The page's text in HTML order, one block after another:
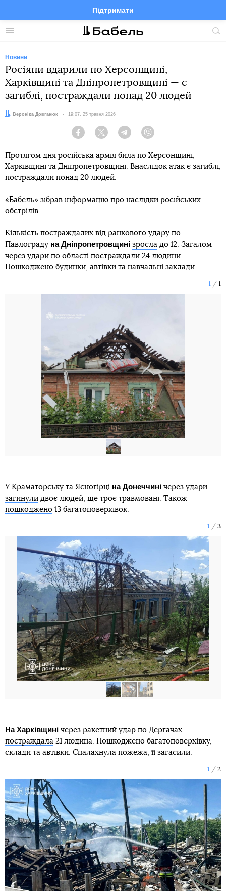
Меню
Підтримати
FacebookTelegramTwitter
Новини
Росіяни вдарили по Херсонщині,
Харківщині та Дніпропетровщині — є
загиблі, постраждали понад 20 людей
Автор:Вероніка Довганюк Дата:
19:07, 25 травня 2026
Facebook Twitter Telegram
Протягом дня російська армія била по Херсонщині,
Харківщині та Дніпропетровщині. Внаслідок атак є загиблі,
постраждали понад 20 людей.
«Бабель» зібрав інформацію про наслідки російських
обстрілів.
Кількість постраждалих від ранкового удару по
Павлограду на Дніпропетровщині зросла до 12. Загалом
через удари по області постраждали 24 людини.
Пошкоджено будинки, автівки та навчальні заклади.
1 1
У Краматорську та Ясногірці на Донеччині через удари
загинули двоє людей, ще троє травмовані. Також
пошкоджено 13 багатоповерхівок.
1 3
На Харківщині через ракетний удар по Дергачах
постраждала 21 людина. Пошкоджено багатоповерхівку,
склади та автівки. Спалахнула пожежа, її загасили.
1 2